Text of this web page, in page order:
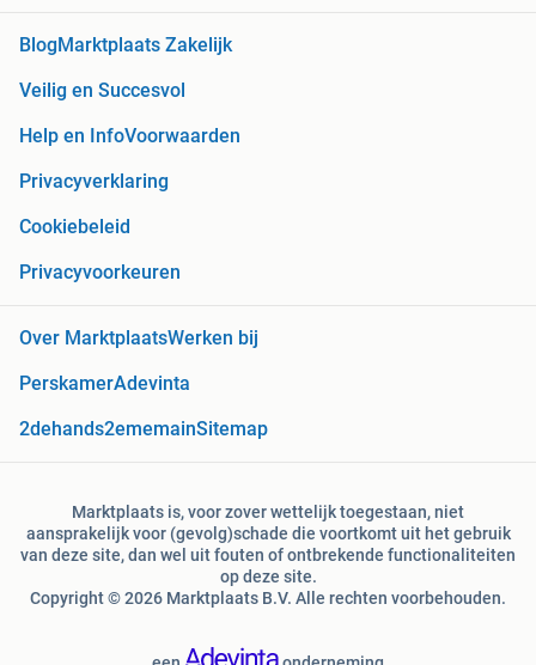
Blog Marktplaats Zakelijk
Veilig en Succesvol
Help en InfoVoorwaarden
Privacyverklaring
Cookiebeleid
Privacyvoorkeuren
Over MarktplaatsWerken bij
PerskamerAdevinta
2dehands2ememainSitemap
Marktplaats is, voor zover wettelijk toegestaan, niet
aansprakelijk voor (gevolg)schade die voortkomt uit het gebruik
van deze site, dan wel uit fouten of ontbrekende functionaliteiten
op deze site.
Copyright © 2026 Marktplaats B.V. Alle rechten voorbehouden.